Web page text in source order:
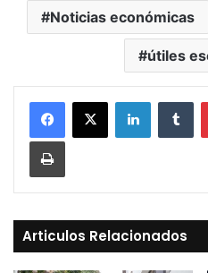
Noticias económicas
útiles
LinkedIn
Print
Articulos Relacionados